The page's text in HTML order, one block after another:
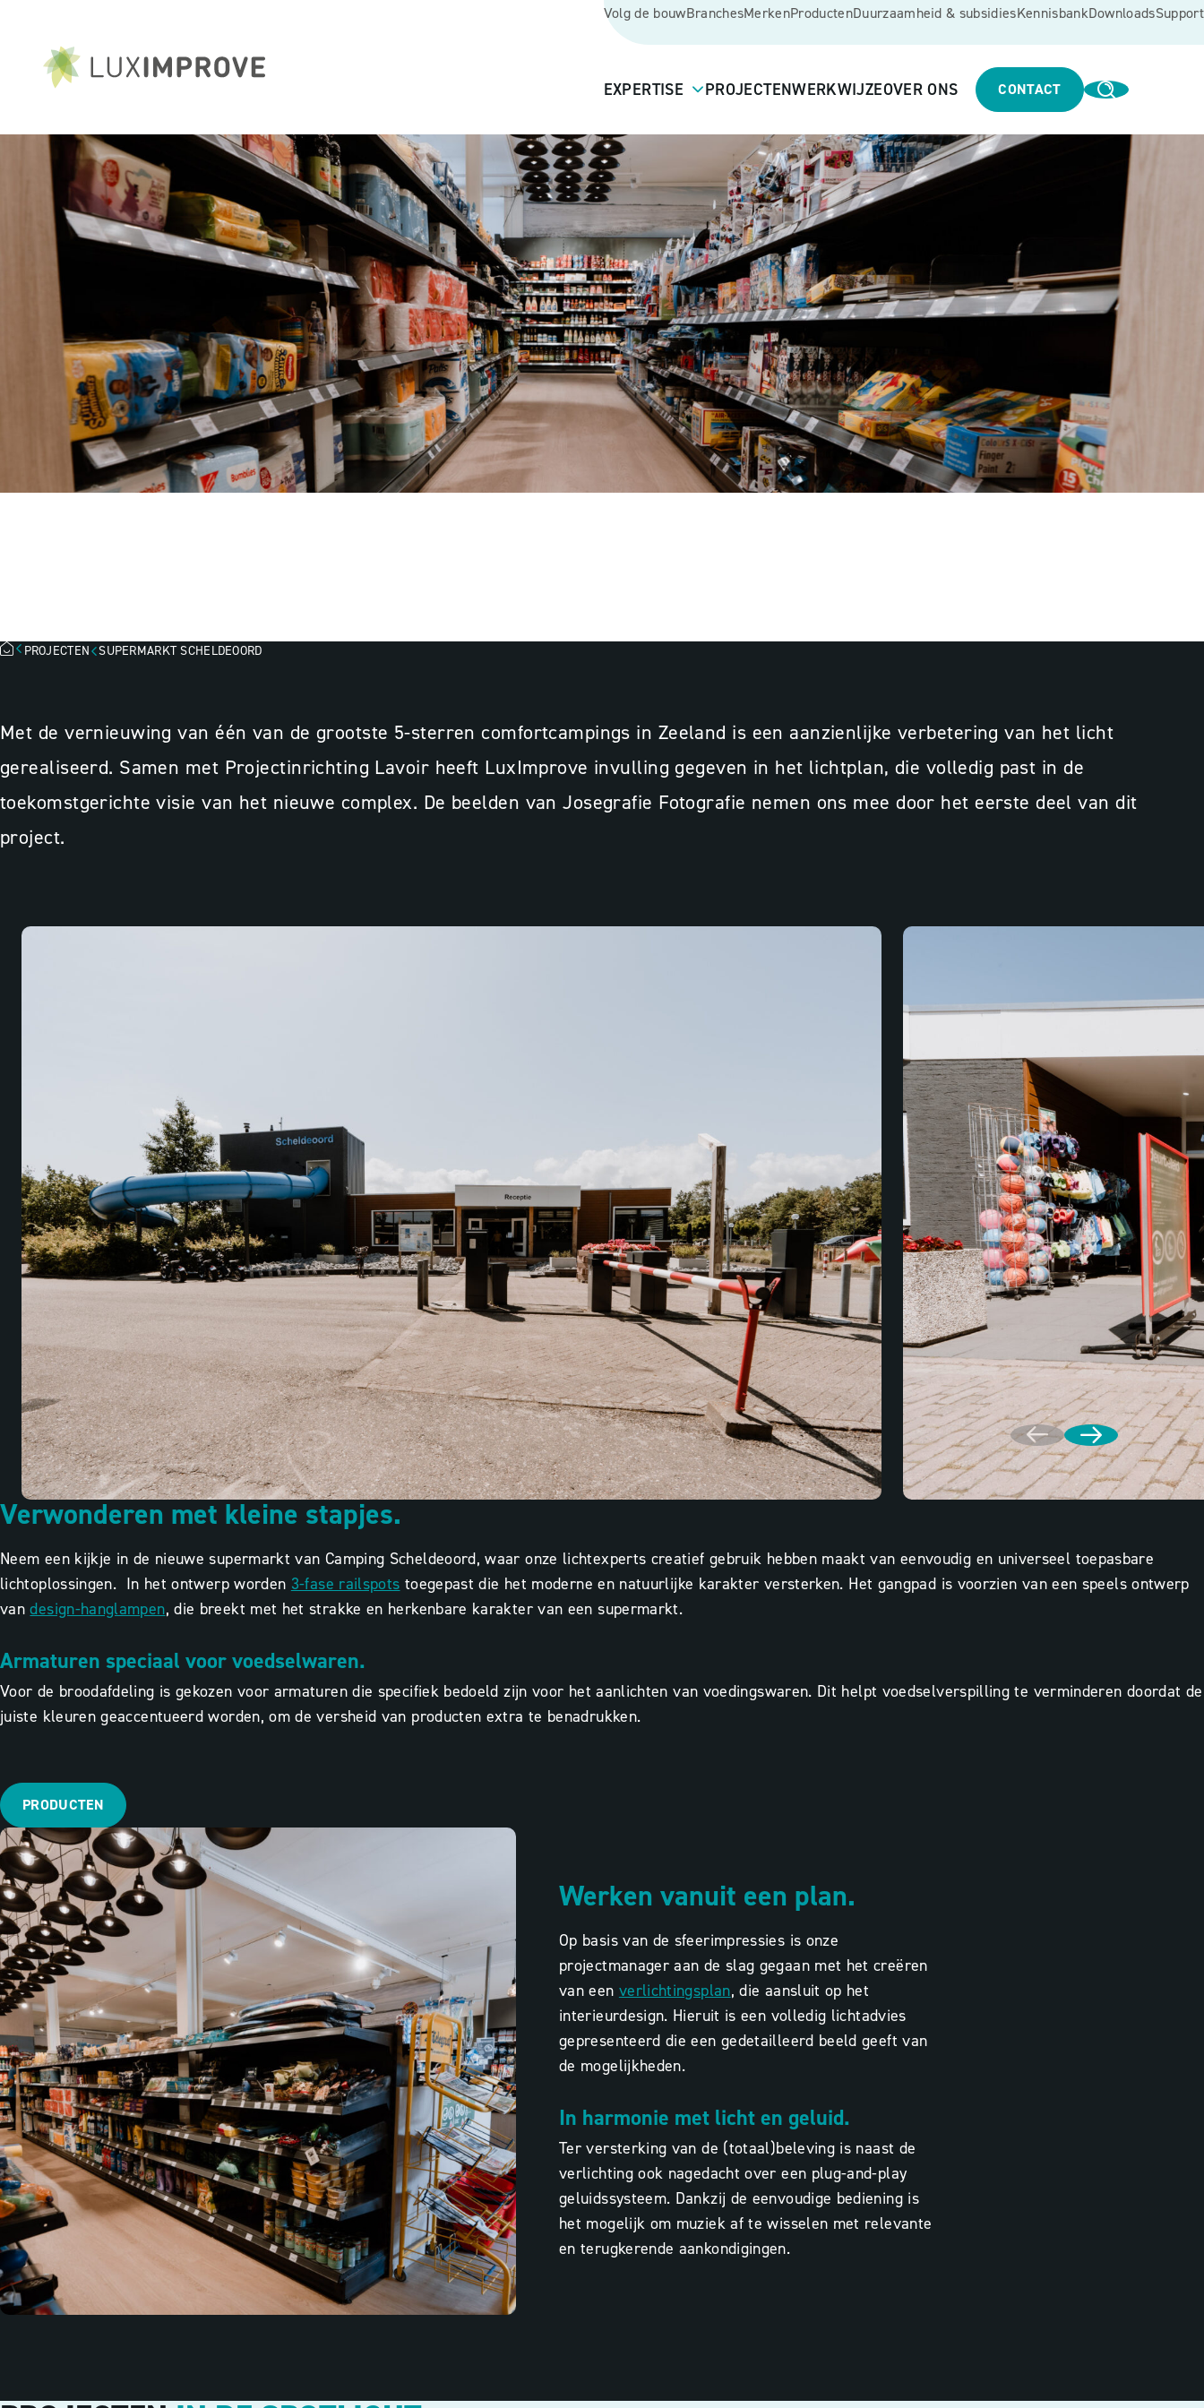
Volg de bouwBranchesMerkenProductenDuurzaamheid & subsidiesKennisbankDownloadsSupport
EXPERTISE PROJECTENWERKWIJZEOVER ONS CONTACT
PROJECTEN SUPERMARKT SCHELDEOORD
Met de vernieuwing van één van de grootste 5-sterren comfortcampings in Zeeland is een aanzienlijke verbetering van het licht
gerealiseerd. Samen met Projectinrichting Lavoir heeft LuxImprove invulling gegeven in het lichtplan, die volledig past in de
toekomstgerichte visie van het nieuwe complex. De beelden van Josegrafie Fotografie nemen ons mee door het eerste deel van dit
project.
Verwonderen met kleine stapjes.
Neem een kijkje in de nieuwe supermarkt van Camping Scheldeoord, waar onze lichtexperts creatief gebruik hebben maakt van eenvoudig en universeel toepasbare
lichtoplossingen. In het ontwerp worden 3-fase railspots toegepast die het moderne en natuurlijke karakter versterken. Het gangpad is voorzien van een speels ontwerp
vandesign-hanglampen, die breekt met het strakke en herkenbare karakter van een supermarkt.
Armaturen speciaal voor voedselwaren.
Voor de broodafdeling is gekozen voor armaturen die specifiek bedoeld zijn voor het aanlichten van voedingswaren. Dit helpt voedselverspilling te verminderen doordat de
juiste kleuren geaccentueerd worden, om de versheid van producten extra te benadrukken.
PRODUCTEN
Werken vanuit een plan.
Op basis van de sfeerimpressies is onze
projectmanager aan de slag gegaan met het creëren
van een verlichtingsplan, die aansluit op het
interieurdesign. Hieruit is een volledig lichtadvies
gepresenteerd die een gedetailleerd beeld geeft van
de mogelijkheden.
In harmonie met licht en geluid.
Ter versterking van de (totaal)beleving is naast de
verlichting ook nagedacht over een plug-and-play
geluidssysteem. Dankzij de eenvoudige bediening is
het mogelijk om muziek af te wisselen met relevante
en terugkerende aankondigingen.